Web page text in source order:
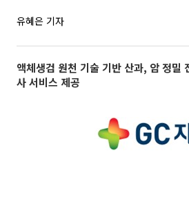
유혜은 기자
액체생검 원천 기술 기반 산과, 암 정밀
사 서비스 제공